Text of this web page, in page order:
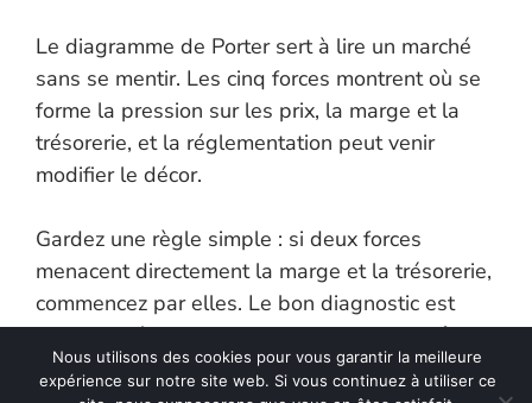
Le diagramme de Porter sert à lire un marché
sans se mentir. Les cinq forces montrent où se
forme la pression sur les prix, la marge et la
trésorerie, et la réglementation peut venir
modifier le décor.
Gardez une règle simple : si deux forces
menacent directement la marge et la trésorerie,
commencez par elles. Le bon diagnostic est
celui qui débouche surtrois actions concrètes,
pas sur quinze diapositives. Et si vous devez
Nous utilisons des cookies pour vous garantir la meilleure
expérience sur notre site web. Si vous continuez à utiliser ce